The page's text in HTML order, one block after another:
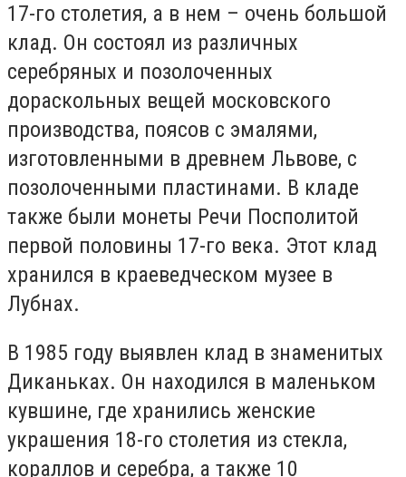
17-го столетия, а в нем – очень большой
клад. Он состоял из различных
серебряных и позолоченных
дораскольных вещей московского
производства, поясов с эмалями,
изготовленными в древнем Львове, с
позолоченными пластинами. В кладе
также были монеты Речи Посполитой
первой половины 17-го века. Этот клад
хранился в краеведческом музее в
Лубнах.
В 1985 году выявлен клад в знаменитых
Диканьках. Он находился в маленьком
кувшине, где хранились женские
украшения 18-го столетия из стекла,
кораллов и серебра, а также 10